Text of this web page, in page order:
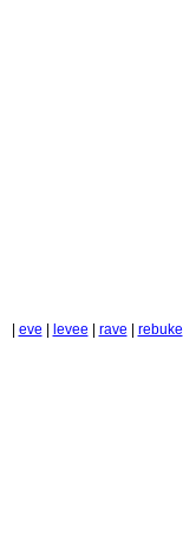
eve levee rave rebuke